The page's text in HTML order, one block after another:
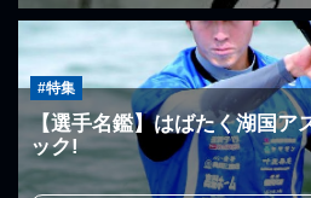
#特集
【選手名鑑】はばたく湖国ア
ック!